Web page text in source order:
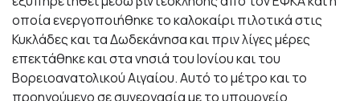
οποία ενεργοποιήθηκε το καλοκαίρι πιλοτικά στις
Κυκλάδες και τα Δωδεκάνησα και πριν λίγες μέρες
επεκτάθηκε και στα νησιά του Ιονίου και του
Βορειοανατολικού Αιγαίου. Αυτό το μέτρο και το
προηγούμενο σε συνεργασία με το υπουργείο